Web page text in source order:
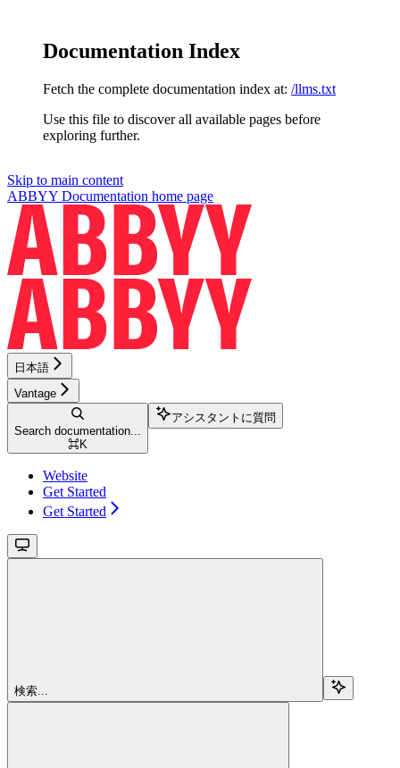
Documentation Index
Fetch the complete documentation index at: /llms.txt
Use this file to discover all available pages before
exploring further.
Skip to main content
ABBYY Documentation home page
日本語
Vantage
Search documentation...
⌘K
アシスタントに質問
Website
Get Started
Get Started
検索...